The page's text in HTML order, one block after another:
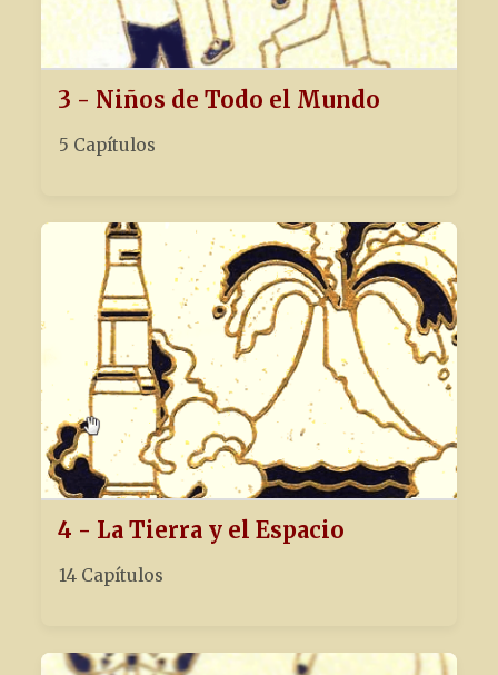
3 - Niños de Todo el Mundo
5 Capítulos
4 - La Tierra y el Espacio
14 Capítulos